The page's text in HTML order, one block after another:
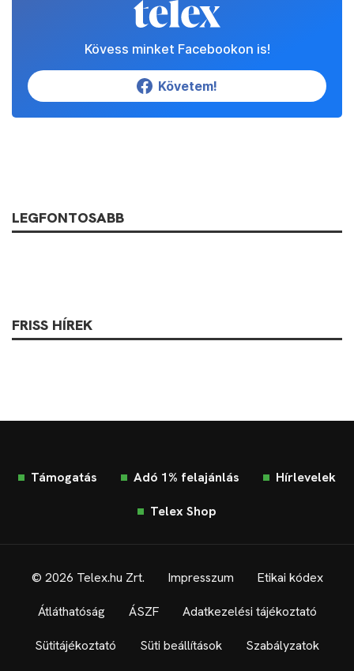
Kövess minket Facebookon is!
Követem!
LEGFONTOSABB
FRISS HÍREK
Támogatás Adó 1% felajánlás Hírlevelek
Telex Shop
© 2026 Telex.hu Zrt. Impresszum Etikai kódex
Átláthatóság ÁSZF Adatkezelési tájékoztató
Sütitájékoztató Süti beállítások Szabályzatok